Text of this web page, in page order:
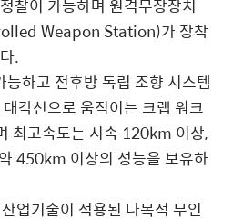
찰이 가능하며 원격무장장치
Weapon Station)가 장착
.
하고 전후방 독립 조향 시스템
각선으로 움직이는 크랩 워크
최고속도는 시속 120km 이상,
450km 이상의 성능을 보유하
업기술이 적용된 다목적 무인